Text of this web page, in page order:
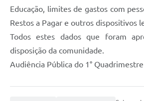
Educação, limites de gastos com
Restos a Pagar e outros dispositivos
Todos estes dados que foram
disposição da comunidade.
Audiência Pública do 1°